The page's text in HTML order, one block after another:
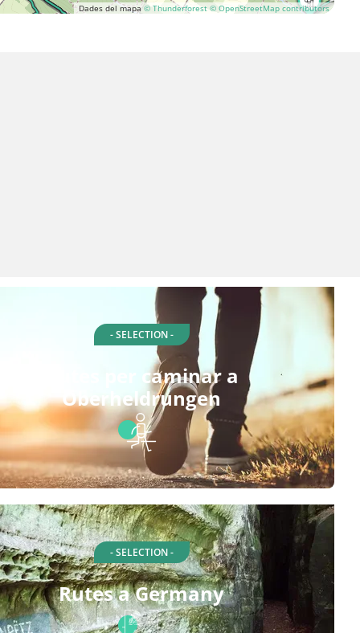
Dades del mapa© Thunderforest © OpenStreetMap contributors
- SELECTION -
Rutes per caminar a
Oberheldrungen
- SELECTION -
Rutes a Germany